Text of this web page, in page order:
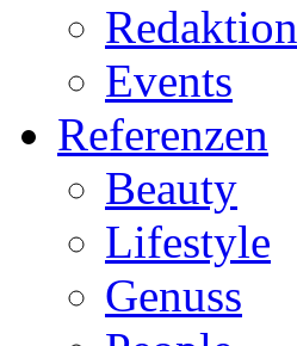
Redaktion
Events
Referenzen
Beauty
Lifestyle
Genuss